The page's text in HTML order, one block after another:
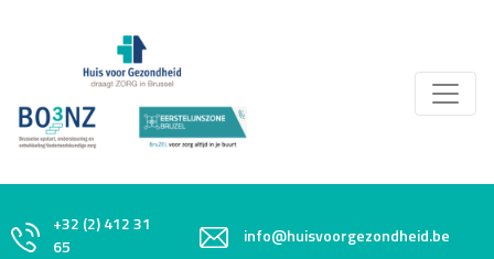
+32 (2) 412 31
65
info@huisvoorgezondheid.be